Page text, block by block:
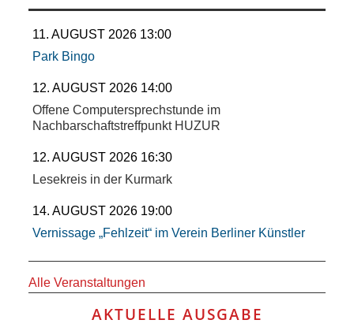
KULTUR
IN
EIGENER
SACHE
MITEINANDER
ÖFFENTLICHER
RAUM UND
VERKEHR
11. AUGUST 2026 13:00
Park Bingo
12. AUGUST 2026 14:00
Offene Computersprechstunde im
Nachbarschaftstreffpunkt HUZUR
12. AUGUST 2026 16:30
Lesekreis in der Kurmark
14. AUGUST 2026 19:00
Vernissage „Fehlzeit“ im Verein Berliner Künstler
Alle Veranstaltungen
AKTUELLE AUSGABE